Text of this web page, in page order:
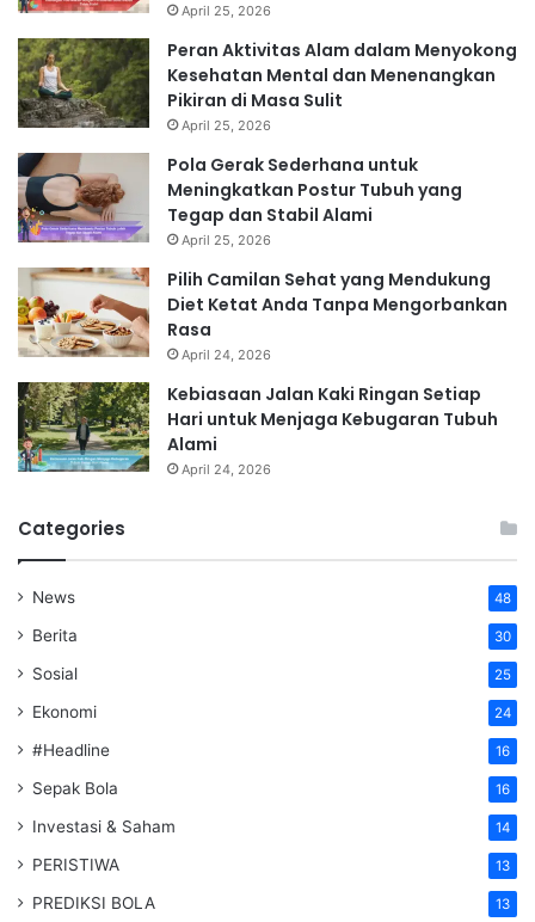
April 25, 2026
Peran Aktivitas Alam dalam Menyokong
Kesehatan Mental dan Menenangkan
Pikiran di Masa Sulit
April 25, 2026
Pola Gerak Sederhana untuk
Meningkatkan Postur Tubuh yang
Tegap dan Stabil Alami
April 25, 2026
Pilih Camilan Sehat yang Mendukung
Diet Ketat Anda Tanpa Mengorbankan
Rasa
April 24, 2026
Kebiasaan Jalan Kaki Ringan Setiap
Hari untuk Menjaga Kebugaran Tubuh
Alami
April 24, 2026
Categories
News 48
Berita 30
Sosial 25
Ekonomi 24
#Headline 16
Sepak Bola 16
Investasi & Saham 14
PERISTIWA 13
PREDIKSI BOLA 13